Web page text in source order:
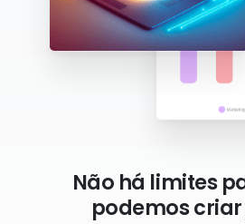
Não há limites
podemos